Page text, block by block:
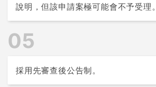
說明，但該申請案極可能會不予受理。
05
採用先審查後公告制。